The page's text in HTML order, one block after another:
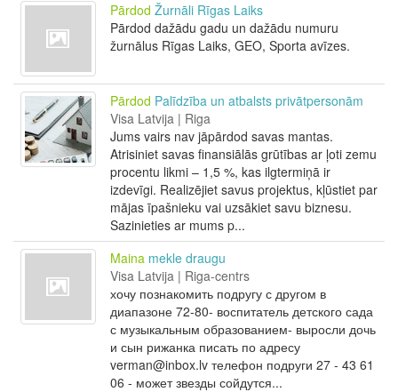
Pārdod Žurnāli Rīgas Laiks
Pārdod dažādu gadu un dažādu numuru
žurnālus Rīgas Laiks, GEO, Sporta avīzes.
Pārdod Palīdzība un atbalsts privātpersonām
Visa Latvija | Riga
Jums vairs nav jāpārdod savas mantas.
Atrisiniet savas finansiālās grūtības ar ļoti zemu
procentu likmi – 1,5 %, kas ilgtermiņā ir
izdevīgi. Realizējiet savus projektus, kļūstiet par
mājas īpašnieku vai uzsākiet savu biznesu.
Sazinieties ar mums p...
Maina mekle draugu
Visa Latvija | Riga-centrs
хочу познакомить подругу с другом в
диапазоне 72-80- воспитатель детского сада
с музыкальным образованием- выросли дочь
и сын рижанка писать по адресу
verman@inbox.lv телефон подруги 27 - 43 61
06 - может звезды сойдутся...